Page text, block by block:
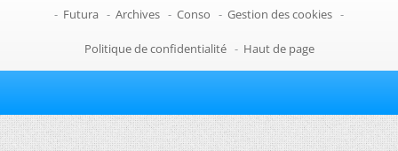
- Futura - Archives - Conso - Gestion des cookies -
Politique de confidentialité - Haut de page